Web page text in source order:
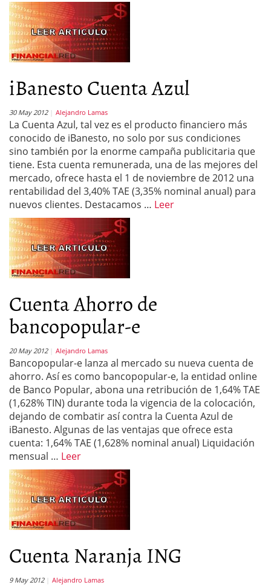
iBanesto Cuenta Azul
30 May 2012 Alejandro Lamas
La Cuenta Azul, tal vez es el producto financiero más
conocido de iBanesto, no solo por sus condiciones
sino también por la enorme campaña publicitaria que
tiene. Esta cuenta remunerada, una de las mejores del
mercado, ofrece hasta el 1 de noviembre de 2012 una
rentabilidad del 3,40% TAE (3,35% nominal anual) para
nuevos clientes. Destacamos … Leer
Cuenta Ahorro de
bancopopular-e
20 May 2012 Alejandro Lamas
Bancopopular-e lanza al mercado su nueva cuenta de
ahorro. Así es como bancopopular-e, la entidad online
de Banco Popular, abona una retribución de 1,64% TAE
(1,628% TIN) durante toda la vigencia de la colocación,
dejando de combatir así contra la Cuenta Azul de
iBanesto. Algunas de las ventajas que ofrece esta
cuenta: 1,64% TAE (1,628% nominal anual) Liquidación
mensual … Leer
Cuenta Naranja ING
9 May 2012 Alejandro Lamas